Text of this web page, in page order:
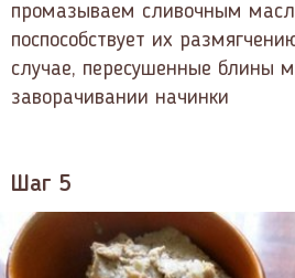
промазываем сливочным
поспособствует их
случае, пересушенные блины
заворачивании начинки
Шаг 5